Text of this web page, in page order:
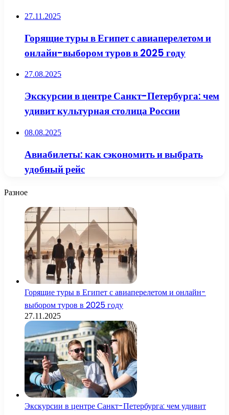
27.11.2025
Горящие туры в Египет с авиаперелетом и
онлайн-выбором туров в 2025 году
27.08.2025
Экскурсии в центре Санкт-Петербурга: чем
удивит культурная столица России
08.08.2025
Авиабилеты: как сэкономить и выбрать
удобный рейс
Разное
Горящие туры в Египет с авиаперелетом и онлайн-
выбором туров в 2025 году
27.11.2025
Экскурсии в центре Санкт-Петербурга: чем удивит